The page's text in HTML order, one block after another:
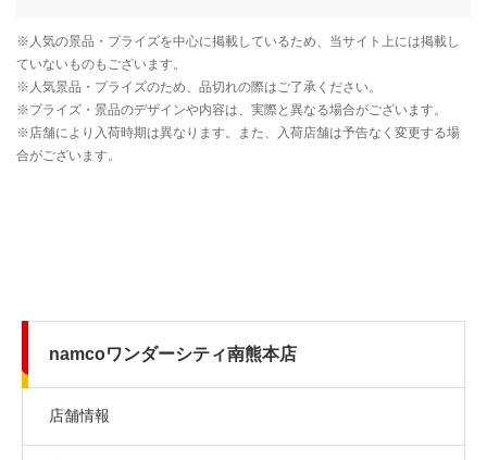
namcoワンダーシティ南熊本店
店舗情報